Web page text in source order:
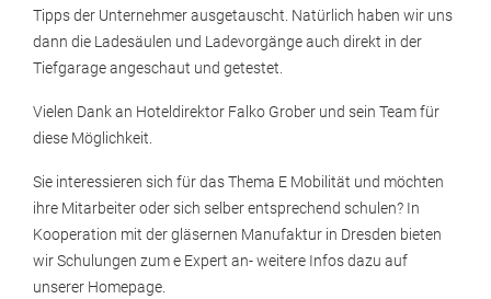
Tipps der Unternehmer ausgetauscht. Natürlich haben wir uns
dann die Ladesäulen und Ladevorgänge auch direkt in der
Tiefgarage angeschaut und getestet.
Vielen Dank an Hoteldirektor Falko Grober und sein Team für
diese Möglichkeit.
Sie interessieren sich für das Thema E Mobilität und möchten
ihre Mitarbeiter oder sich selber entsprechend schulen? In
Kooperation mit der gläsernen Manufaktur in Dresden bieten
wir Schulungen zum e Expert an- weitere Infos dazu auf
unserer Homepage.